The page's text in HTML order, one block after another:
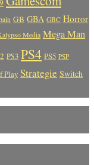
GB GBA GBC Horror
Media Mega Man
PS3 PS4 PS5 PSP
Play Strategie Switch